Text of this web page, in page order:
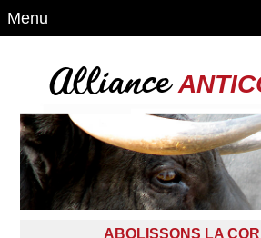
Menu
Alliance
ABOLISSONS LA